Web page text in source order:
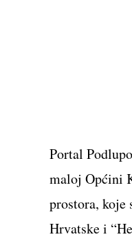
Portal
maloj Općini
prostora, koje
Hrvatske i